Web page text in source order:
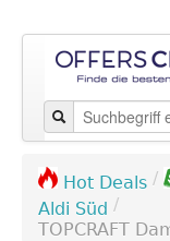
Hot Deals /
Aldi Süd /
TOPCRAFT